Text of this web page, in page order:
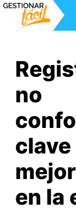
Saltar
no
clave
en la